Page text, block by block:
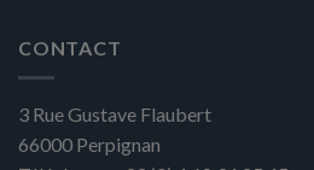
CONTACT
3 Rue Gustave Flaubert
66000 Perpignan